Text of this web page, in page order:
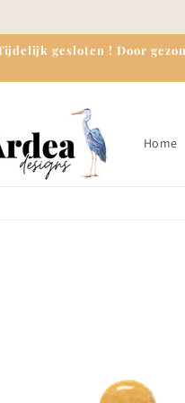
gesloten ! Door
Home